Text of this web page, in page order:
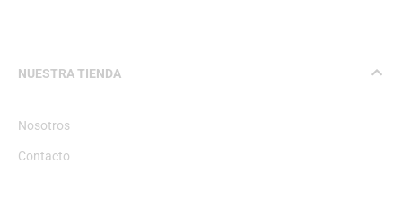
NUESTRA TIENDA
Nosotros
Contacto